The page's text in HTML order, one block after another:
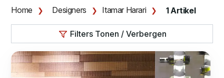
Home Designers Itamar Harari 1 Artikel
Filters Tonen / Verbergen